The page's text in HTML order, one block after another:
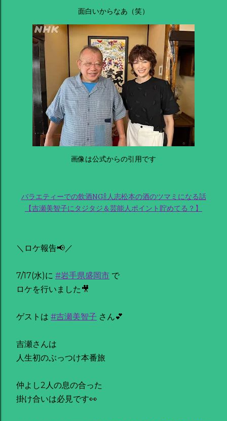
面白いからなあ（笑）
画像は公式からの引用です
バラエティーでの飲酒NG🍾人志松本の酒のツマミになる話
【吉瀬美智子にタジタジ＆芸能人ポイント貯めてる？】
＼ロケ報告📢／
7/17(水)に #岩手県盛岡市 で
ロケを行いました🎥
ゲストは #吉瀬美智子 さん💕
吉瀬さんは
人生初のぶっつけ本番旅
仲よし2人の息の合った
掛け合いは必見です👀